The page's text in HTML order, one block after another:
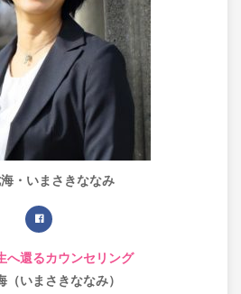
・いまさきななみ
へ還るカウンセリング
（いまさきななみ）